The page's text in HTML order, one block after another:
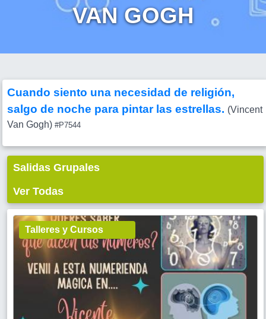
VAN GOGH
Cuando siento una necesidad de religión,
salgo de noche para pintar las estrellas. (Vincent
Van Gogh) #P7544
Salidas Grupales
Ver Todas
Talleres y Cursos